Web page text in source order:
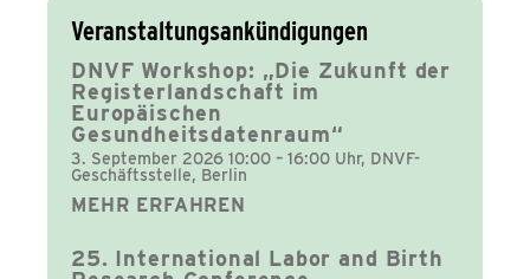
Veranstaltungsankündigungen
DNVF Workshop: „Die Zukunft der
Registerlandschaft im
Europäischen
Gesundheitsdatenraum“
3. September 2026 10:00 – 16:00 Uhr, DNVF-
Geschäftsstelle, Berlin
MEHR ERFAHREN
25. International Labor and Birth